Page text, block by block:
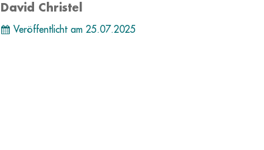
David Christel
Veröffentlicht am 25.07.2025